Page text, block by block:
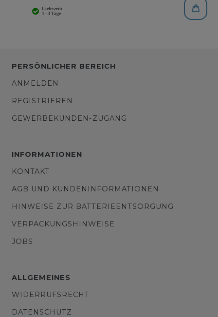
PERSÖNLICHER BEREICH
ANMELDEN
REGISTRIEREN
GEWERBEKUNDEN-ZUGANG
INFORMATIONEN
KONTAKT
AGB UND KUNDENINFORMATIONEN
HINWEISE ZUR BATTERIEENTSORGUNG
VERPACKUNGSHINWEISE
JOBS
ALLGEMEINES
WIDERRUFSRECHT
DATENSCHUTZ